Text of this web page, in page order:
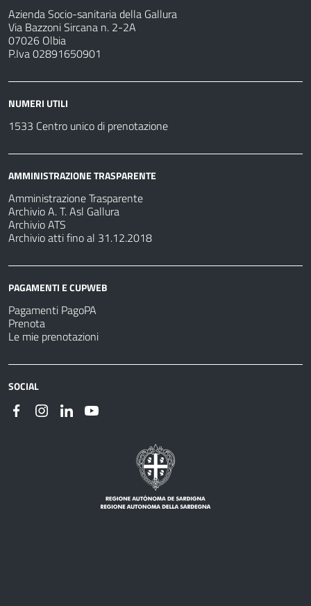
Azienda Socio-sanitaria della Gallura
Via Bazzoni Sircana n. 2-2A
07026 Olbia
P.Iva 02891650901
NUMERI UTILI
1533 Centro unico di prenotazione
AMMINISTRAZIONE TRASPARENTE
Amministrazione Trasparente
Archivio A. T. Asl Gallura
Archivio ATS
Archivio atti fino al 31.12.2018
PAGAMENTI E CUPWEB
Pagamenti PagoPA
Prenota
Le mie prenotazioni
SOCIAL